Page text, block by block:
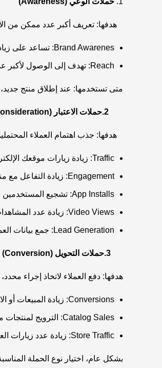
هدفها: تعريف أكبر عدد ممكن من
Brand Awarenes: تساعد على زيادة معرفة الجمهور بعلامتك التجارية وجعلها أكثر تميزًا في أذهان العملاء.
Reach: تهدف إلى الوصول لأكبر عدد ممكن من الأشخاص ضمن جمهورك المستهدف، مما يزيد فرصة ظهور علامتك التجارية أمام شرائح مختلفة من العملاء المحتملين.
متى تستخدمها: عند إطلاق منتج جديد،
هدفها: جذب اهتمام العملاء
Traffic: زيادة زيارات موقعك الإلكتروني أو تطبيقك، مما يعزز فرص تحويل الزوار لاحقًا إلى عملاء.
Engagement: زيادة التفاعل مع منشوراتك أو صفحتك عبر الإعجابات والتعليقات والمشاركات، وهو مفيد لبناء مجتمع نشط حول علامتك.
App Installs: تشجيع المستخدمين على تحميل تطبيقك، وهو مثالي إذا كان لديك تطبيق تجاري أو ترفيهي.
Video Views: زيادة عدد المشاهدات لمقاطع الفيديو الترويجية الخاصة بك، لتعريف العملاء بمزايا منتجاتك أو خدماتك.
Lead Generation: جمع بيانات العملاء المحتملين مثل البريد الإلكتروني أو رقم الهاتف، لتتمكن من التواصل معهم لاحقًا عبر حملات تسويقية مستهدفة.
هدفها: دفع العملاء لاتخاذ إجراء
Conversions: زيادة المبيعات أو الاشتراكات من خلال موقعك أو تطبيقك مباشرة، مما يجعلها الخيار الأفضل للشركات التي تهدف لتحقيق عائد استثماري واضح.
Catalog Sales: الترويج لمنتجات محددة من كتالوجك، وهو مثالي للمتاجر الإلكترونية التي ترغب في زيادة مبيعات منتجات معينة.
Store Traffic: زيادة عدد زيارات العملاء لمتجرك الفعلي، إذا كنت تمتلك متجرًا على الأرض وتريد جذب العملاء المحليين.
بشكل عام، اختيار نوع الحملة